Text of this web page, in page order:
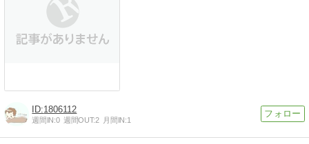
1806112
週間IN:0 週間OUT:2 月間IN:1